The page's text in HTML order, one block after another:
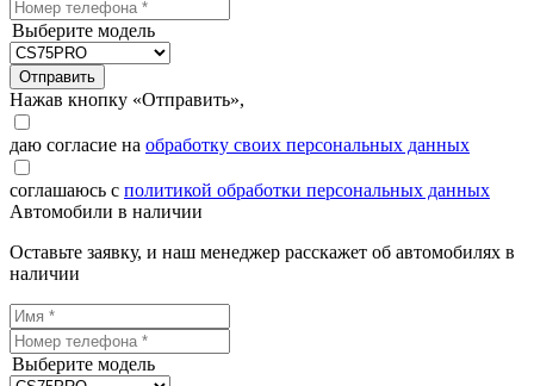
Выберите модель
Отправить
Нажав кнопку «Отправить»,
даю согласие на обработку своих персональных данных
соглашаюсь с политикой обработки персональных данных
Автомобили в наличии
Оставьте заявку, и наш менеджер расскажет об автомобилях в
наличии
Выберите модель